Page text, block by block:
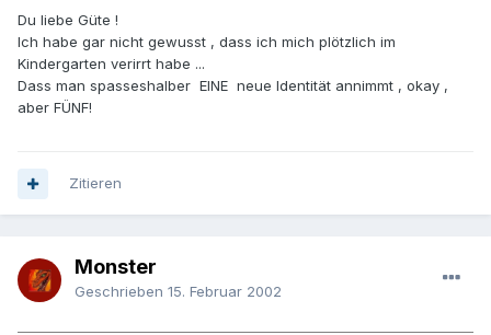
Du liebe Güte !
Ich habe gar nicht gewusst , dass ich mich plötzlich im
Kindergarten verirrt habe ...
Dass man spasseshalber EINE neue Identität annimmt , okay ,
aber FÜNF!
Zitieren
Monster
Geschrieben 15. Februar 2002